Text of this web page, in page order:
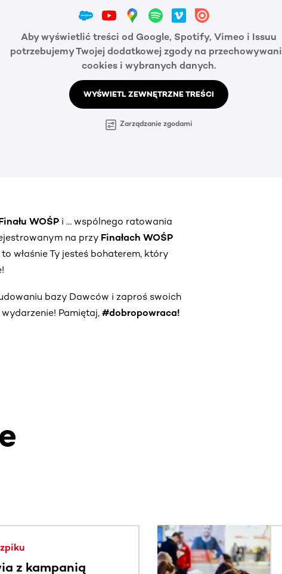
Aby wyświetlić treści od Google, Spotify, Vimeo i Issuu
potrzebujemy Twojej dodatkowej zgody na
cookies i wybranych danych.
WYŚWIETL ZEWNĘTRZNE TREŚCI
Zarządzanie zgodami
WOŚP i … wspólnego ratowania
na przy Finałach WOŚP
właśnie Ty jesteś bohaterem, który
bazy Dawców i zaproś swoich
Pamiętaj, #dobropowraca!
Użyj klawisza Tab lub przesuń palcem, aby zobaczyć
z kampanią